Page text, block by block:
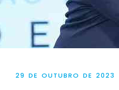
29 DE OUTUBRO DE 2023